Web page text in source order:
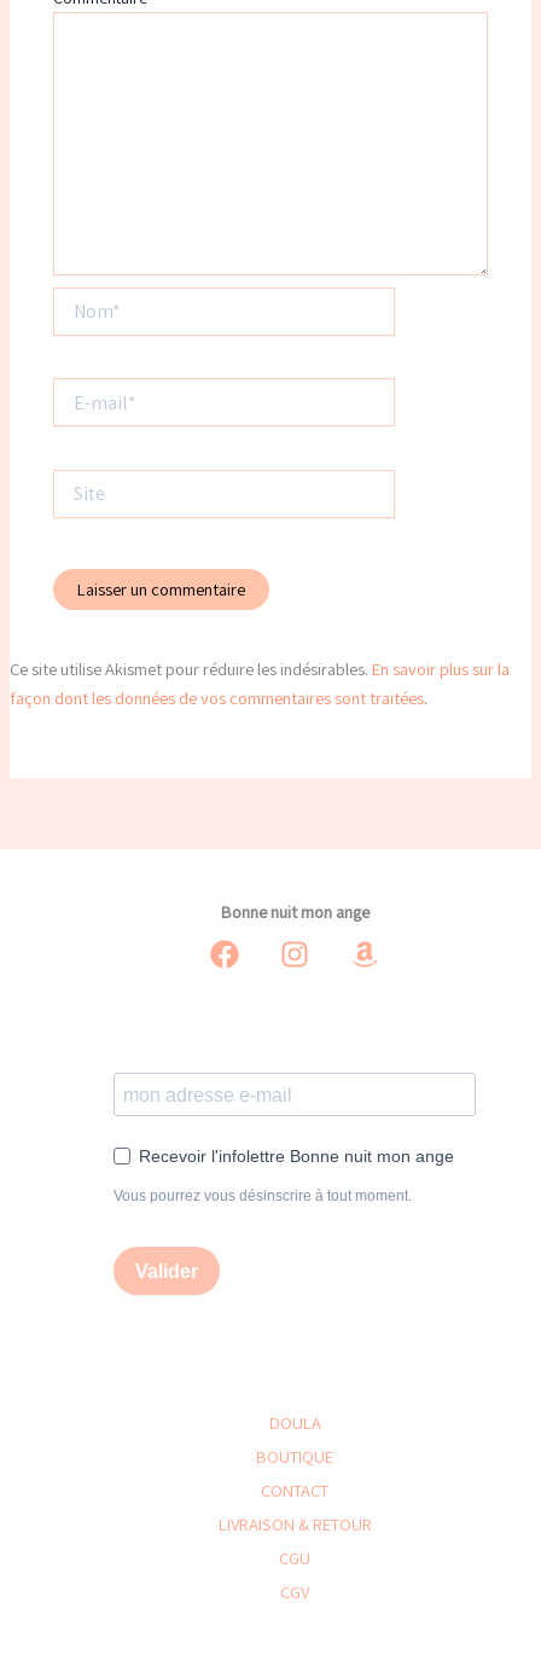
mail*
Ce site utilise Akismet pour réduire les indésirables. En savoir plus sur la
façon dont les données de vos commentaires sont traitées.
Bonne nuit mon ange
Recevoir l'infolettre Bonne nuit mon ange
Vous pourrez vous désinscrire à tout moment.
Valider
DOULA
BOUTIQUE
CONTACT
LIVRAISON & RETOUR
CGU
CGV